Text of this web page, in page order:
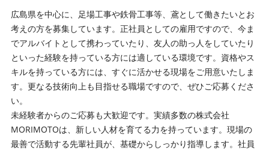
広島県を中心に、足場工事や鉄骨工事等、鳶として働きたいとお
考えの方を募集しています。正社員としての雇用ですので、今ま
でアルバイトとして携わっていたり、友人の助っ人をしていたり
といった経験を持っている方には適している環境です。資格やス
キルを持っている方には、すぐに活かせる現場をご用意いたしま
す。更なる技術向上も目指せる職場ですので、ぜひご応募くださ
い。
未経験者からのご応募も大歓迎です。実績多数の株式会社
MORIMOTOは、新しい人材を育てる力を持っています。現場の
最善で活動する先輩社員が、基礎からしっかり指導します。社員